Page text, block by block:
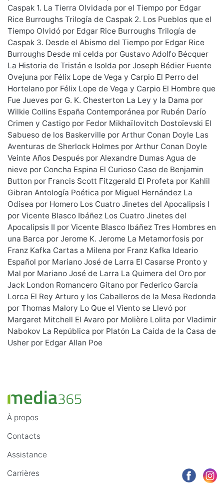
Caspak 1. La Tierra Olvidada por el Tiempo por Edgar
Rice Burroughs Trilogía de Caspak 2. Los Pueblos que el
Tiempo Olvidó por Edgar Rice Burroughs Trilogía de
Caspak 3. Desde el Abismo del Tiempo por Edgar Rice
Burroughs Desde mi celda por Gustavo Adolfo Bécquer
La Historia de Tristán e Isolda por Joseph Bédier Fuente
Ovejuna por Félix Lope de Vega y Carpio El Perro del
Hortelano por Félix Lope de Vega y Carpio El Hombre que
Fue Jueves por G. K. Chesterton La Ley y la Dama por
Wilkie Collins España Contemporánea por Rubén Darío
Crimen y Castigo por Fedor Mikhaïlovitch Dostoïevski El
Sabueso de los Baskerville por Arthur Conan Doyle Las
Aventuras de Sherlock Holmes por Arthur Conan Doyle
Veinte Años Después por Alexandre Dumas Agua de
nieve por Concha Espina El Curioso Caso de Benjamin
Button por Francis Scott Fitzgerald El Profeta por Kahlil
Gibran Antología Poética por Miguel Hernández La
Odisea por Homero Los Cuatro Jinetes del Apocalipsis I
por Vicente Blasco Ibáñez Los Cuatro Jinetes del
Apocalipsis II por Vicente Blasco Ibáñez Tres Hombres en
una Barca por Jerome K. Jerome La Metamorfosis por
Franz Kafka Cartas a Milena por Franz Kafka Ideario
Español por Mariano José de Larra El Casarse Pronto y
Mal por Mariano José de Larra La Quimera del Oro por
Jack London Romancero Gitano por Federico García
Lorca El Rey Arturo y los Caballeros de la Mesa Redonda
por Thomas Malory Lo Que el Viento se Llevó por
Margaret Mitchell El Avaro por Molière Lolita por Vladimir
Nabokov La República por Platón La Caída de la Casa de
Usher por Edgar Allan Poe
À propos
Contacts
Assistance
Carrières